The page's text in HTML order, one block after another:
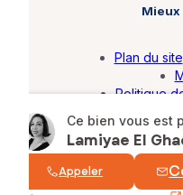
Ce bien vous est
Lamiyae El
Appeler
Mieux
© SAFTI
Plan du site
Politique